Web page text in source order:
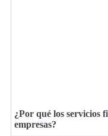
¿Por qué los servicios
empresas?